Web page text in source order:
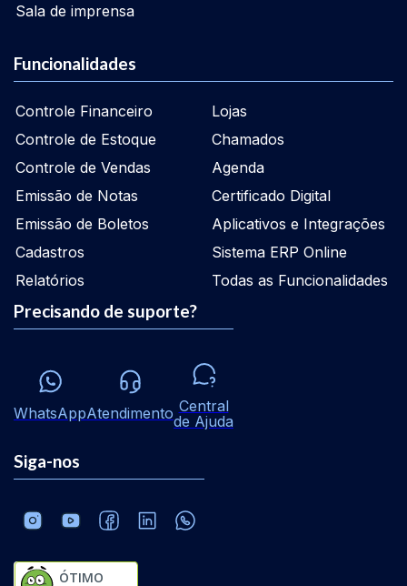
Sala de imprensa
Funcionalidades
Controle Financeiro
Controle de Estoque
Controle de Vendas
Emissão de Notas
Emissão de Boletos
Cadastros
Relatórios
Lojas
Chamados
Agenda
Certificado Digital
Aplicativos e Integrações
Sistema ERP Online
Todas as Funcionalidades
Precisando de suporte?
WhatsAppAtendimento Central
de Ajuda
Siga-nos
ÓTIMO